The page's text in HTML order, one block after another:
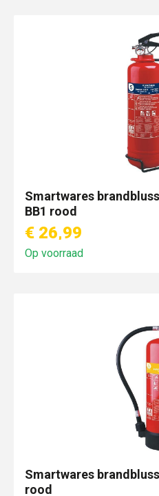
Smartwares
BB1 rood
€ 26,99
Op voorraad
Smartwares
rood